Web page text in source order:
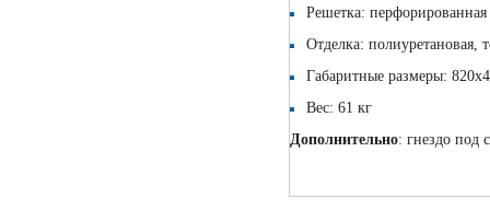
Решетка:
Отделка: полиуретановая,
Габаритные размеры:
Вес: 61 кг
Дополнительно: гнездо под